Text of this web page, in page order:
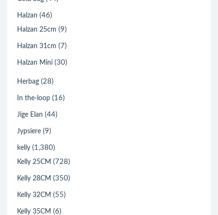
Halzan (46)
Halzan 25cm (9)
Halzan 31cm (7)
Halzan Mini (30)
Herbag (28)
In the-loop (16)
Jige Elan (44)
Jypsiere (9)
kelly (1,380)
Kelly 25CM (728)
Kelly 28CM (350)
Kelly 32CM (55)
Kelly 35CM (6)